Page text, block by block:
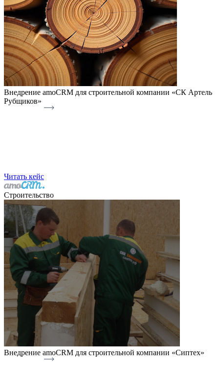
Внедрение amoCRM для строительной компании «СК Артель
Рубщиков»
Читать кейс
Строительство
Внедрение amoCRM для строительной компании «Сиптех»